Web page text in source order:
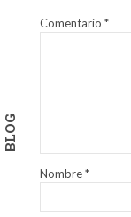
BLOG
Comentario *
Nombre*